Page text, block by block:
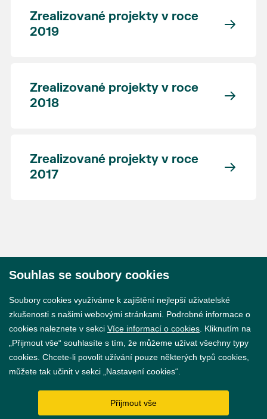
Zrealizované projekty v roce
2019
Zrealizované projekty v roce
2018
Zrealizované projekty v roce
2017
GDPR
Nastavení cookies
Souhlas se soubory cookies
Soubory cookies využíváme k zajištění nejlepší uživatelské
zkušenosti s našimi webovými stránkami. Podrobné informace o
cookies naleznete v sekci Více informací o cookies . Kliknutím na
„Přijmout vše“ souhlasíte s tím, že můžeme užívat všechny typy
cookies. Chcete-li povolit užívání pouze některých typů cookies,
můžete tak učinit v sekci „Nastavení cookies“.
Přijmout vše